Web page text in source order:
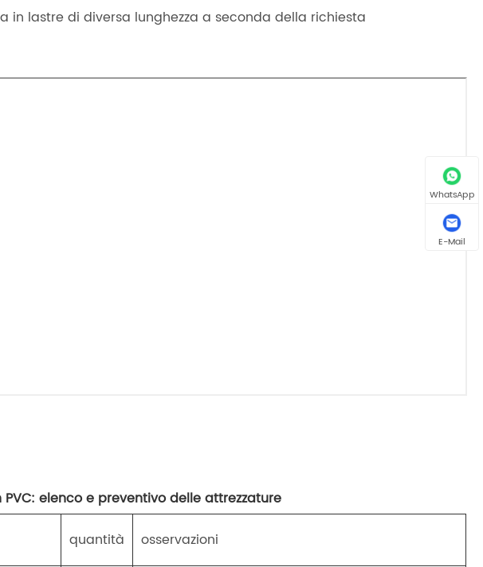
in lastre di diversa lunghezza a seconda della richiesta
elenco e preventivo delle attrezzature
quantità osservazioni
WhatsApp
E-Mail